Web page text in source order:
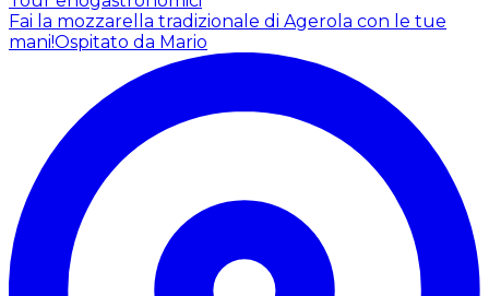
Fai la mozzarella tradizionale di Agerola con le tue
mani!Ospitato da Mario